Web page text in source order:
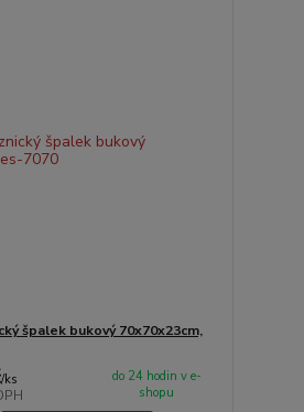
špalek bukový 70x70x23cm,
/ks
do 24 hodin v e-
shopu